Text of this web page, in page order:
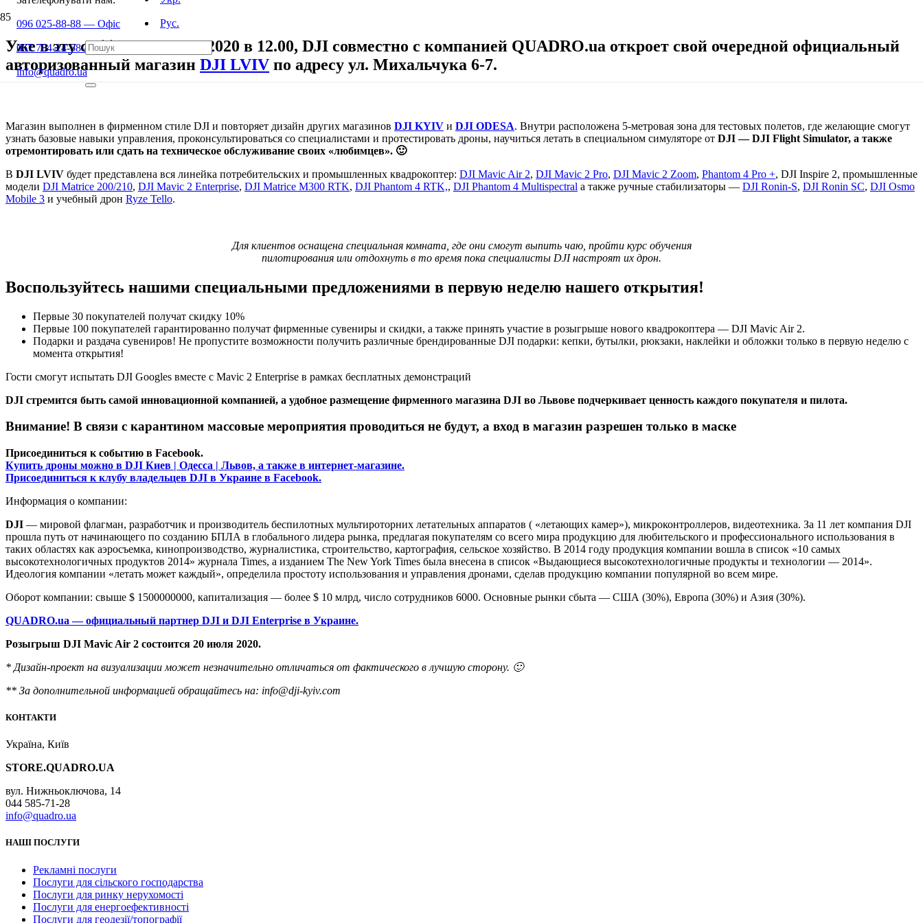
096 025-88-88 — Офіс
067 704-24-58 — Сервіс
info@quadro.ua
Рус.
Уже в эту субботу 20 июня 2020 в 12.00, DJI совместно с компанией QUADRO.ua откроет свой очередной официальный
авторизованный магазин DJI LVIV по адресу ул. Михальчука 6-7.
Магазин выполнен в фирменном стиле DJI и повторяет дизайн других магазинов DJI KYIV и DJI ODESA. Внутри расположена 5-метровая зона для тестовых полетов, где желающие смогут
узнать базовые навыки управления, проконсультироваться со специалистами и протестировать дроны, научиться летать в специальном симуляторе от DJI — DJI Flight Simulator, а также
отремонтировать или сдать на техническое обслуживание своих «любимцев». 🙂
В DJI LVIV будет представлена вся линейка потребительских и промышленных квадрокоптер: DJI Mavic Air 2, DJI Mavic 2 Pro, DJI Mavic 2 Zoom, Phantom 4 Pro +, DJI Inspire 2, промышленные
модели DJI Matrice 200/210, DJI Mavic 2 Enterprise, DJI Matrice M300 RTK, DJI Phantom 4 RTK,, DJI Phantom 4 Multispectral а также ручные стабилизаторы — DJI Ronin-S, DJI Ronin SC, DJI Osmo
Mobile 3 и учебный дрон Ryze Tello.
Для клиентов оснащена специальная комната, где они смогут выпить чаю, пройти курс обучения
пилотирования или отдохнуть в то время пока специалисты DJI настроят их дрон.
Воспользуйтесь нашими специальными предложениями в первую неделю нашего открытия!
Первые 30 покупателей получат скидку 10%
Первые 100 покупателей гарантированно получат фирменные сувениры и скидки, а также принять участие в розыгрыше нового квадрокоптера — DJI Mavic Air 2.
Подарки и раздача сувениров! Не пропустите возможности получить различные брендированные DJI подарки: кепки, бутылки, рюкзаки, наклейки и обложки только в первую неделю с
момента открытия!
Гости смогут испытать DJI Googles вместе с Mavic 2 Enterprise в рамках бесплатных демонстраций
DJI стремится быть самой инновационной компанией, а удобное размещение фирменного магазина DJI во Львове подчеркивает ценность каждого покупателя и пилота.
Внимание! В связи с карантином массовые мероприятия проводиться не будут, а вход в магазин разрешен только в маске
Присоединиться к событию в Facebook.
Купить дроны можно в DJI Киев | Одесса | Львов, а также в интернет-магазине.
Присоединиться к клубу владельцев DJI в Украине в Facebook.
Информация о компании:
DJI — мировой флагман, разработчик и производитель беспилотных мультироторних летательных аппаратов ( «летающих камер»), микроконтроллеров, видеотехника. За 11 лет компания DJI
прошла путь от начинающего по созданию БПЛА в глобального лидера рынка, предлагая покупателям со всего мира продукцию для любительского и профессионального использования в
таких областях как аэросъемка, кинопроизводство, журналистика, строительство, картография, сельское хозяйство. В 2014 году продукция компании вошла в список «10 самых
высокотехнологичных продуктов 2014» журнала Times, а изданием The New York Times была внесена в список «Выдающиеся высокотехнологичные продукты и технологии — 2014».
Идеология компании «летать может каждый», определила простоту использования и управления дронами, сделав продукцию компании популярной во всем мире.
Оборот компании: свыше $ 1500000000, капитализация — более $ 10 млрд, число сотрудников 6000. Основные рынки сбыта — США (30%), Европа (30%) и Азия (30%).
QUADRO.ua — официальный партнер DJI и DJI Enterprise в Украине.
Розыгрыш DJI Mavic Air 2 состоится 20 июля 2020.
* Дизайн-проект на визуализации может незначительно отличаться от фактического в лучшую сторону. 🙂
** За дополнительной информацией обращайтесь на: info@dji-kyiv.com
КОНТАКТИ
Україна, Київ
STORE.QUADRO.UA
вул. Нижньоключова, 14
044 585-71-28
info@quadro.ua
НАШІ ПОСЛУГИ
Рекламні послуги
Послуги для сільского господарства
Послуги для ринку нерухомості
Послуги для енергоефективності
Послуги для геодезії/топографії